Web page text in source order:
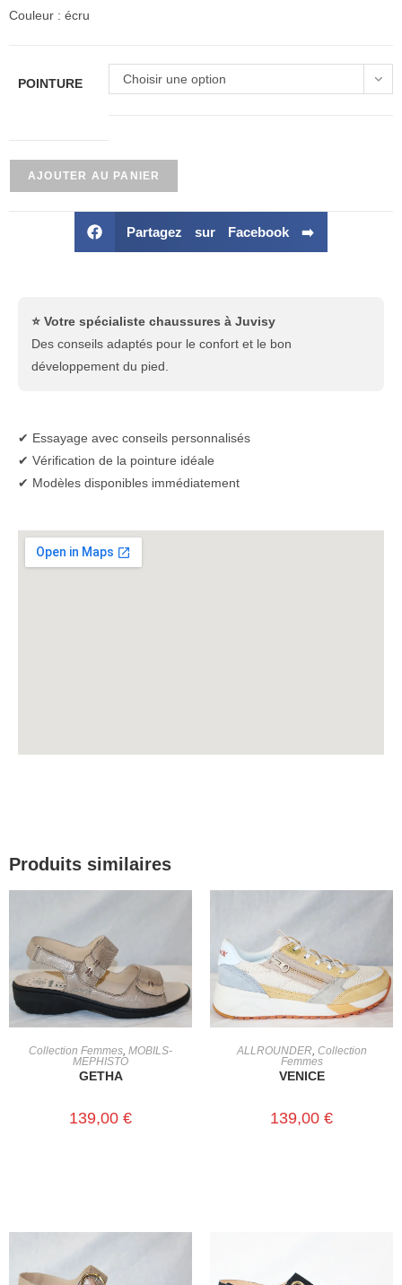
Couleur : écru
POINTURE Choisir une option
AJOUTER AU PANIER
Partagez sur Facebook ➡️
⭐ Votre spécialiste chaussures à Juvisy
Des conseils adaptés pour le confort et le bon
développement du pied.
✔ Essayage avec conseils personnalisés
✔ Vérification de la pointure idéale
✔ Modèles disponibles immédiatement
Produits similaires
CHOIX DES OPTIONS
Collection Femmes MOBILS-
MEPHISTO
GETHA
139,00 €
CHOIX DES OPTIONS
ALLROUNDER, Collection
Femmes
VENICE
139,00 €